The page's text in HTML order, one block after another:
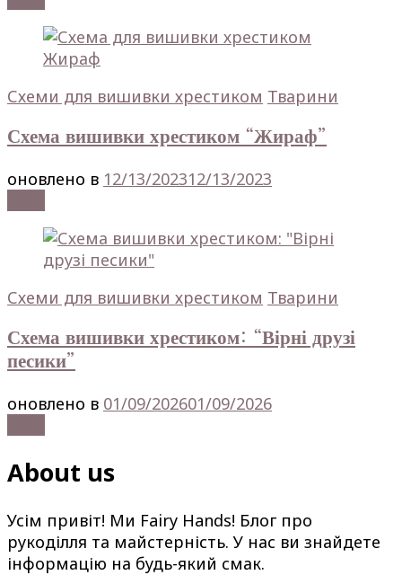
Схеми для вишивки хрестиком Тварини
Схема вишивки хрестиком “Жираф”
оновлено в 12/13/202312/13/2023
Схеми для вишивки хрестиком Тварини
Схема вишивки хрестиком: “Вірні друзі
песики”
оновлено в 01/09/202601/09/2026
About us
Усім привіт! Ми Fairy Hands! Блог про
рукоділля та майстерність. У нас ви знайдете
інформацію на будь-який смак.